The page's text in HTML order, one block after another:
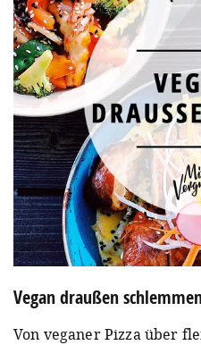
Vegan draußen
Von veganer Pizza über